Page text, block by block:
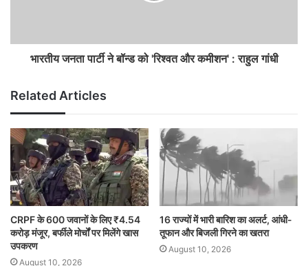
भारतीय जनता पार्टी ने बॉन्ड को 'रिश्वत और कमीशन' : राहुल गांधी
Related Articles
CRPF के 600 जवानों के लिए ₹4.54
करोड़ मंजूर, बर्फीले मोर्चों पर मिलेंगे खास
उपकरण
August 10, 2026
16 राज्यों में भारी बारिश का अलर्ट, आंधी-
तूफान और बिजली गिरने का खतरा
August 10, 2026